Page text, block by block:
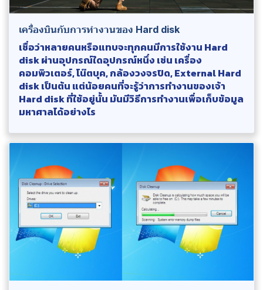
เครื่องบินกับการทำงานของ Hard disk
เชื่อว่าหลายคนหรือแทบจะทุกคนมีการใช้งาน Hard
disk ผ่านอุปกรณ์ใดอุปกรณ์หนึ่ง เช่น เครื่อง
คอมพิวเตอร์, โน๊ตบุค, กล้องวงจรปิด, External Hard
disk เป็นต้น แต่น้อยคนที่จะรู้ว่าการทำงานของเจ้า
Hard disk ที่ใช้อยู่นั้น มันมีวิธีการทำงานเพื่อเก็บข้อมูล
มหาศาลได้อย่างไร